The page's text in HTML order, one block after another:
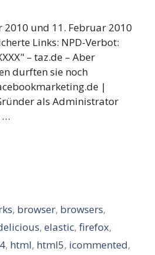
2010 und 11. Februar 2010
Links: NPD-Verbot:
– taz.de – Aber
durften sie noch
|
als Administrator
…
, browser, browsers,
, elastic, firefox,
, html, html5, icommented,